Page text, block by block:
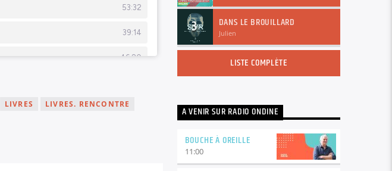
LIVRES
LIVRES. RENCONTRE
3 DANS LE BROUILLARD
Julien
LISTE COMPLÈTE
A VENIR SUR RADIO ONDINE
BOUCHE À OREILLE
11:00